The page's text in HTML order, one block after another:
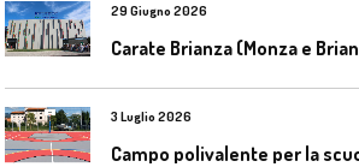
29 Giugno 2026
3 Luglio 2026
Campo polivalente per la